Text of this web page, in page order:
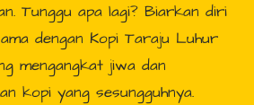
Tunggu apa lagi? Biarkan diri
dengan Kopi Taraju Luhur
mengangkat jiwa dan
kopi yang sesungguhnya.